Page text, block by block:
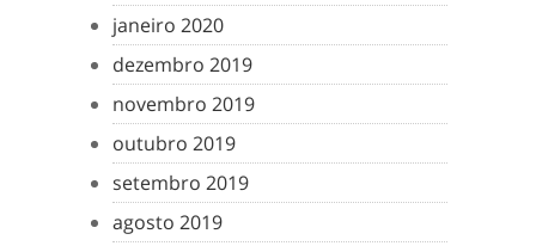
janeiro 2020
dezembro 2019
novembro 2019
outubro 2019
setembro 2019
agosto 2019